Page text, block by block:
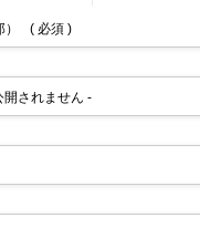
( 必須 )
開されません -